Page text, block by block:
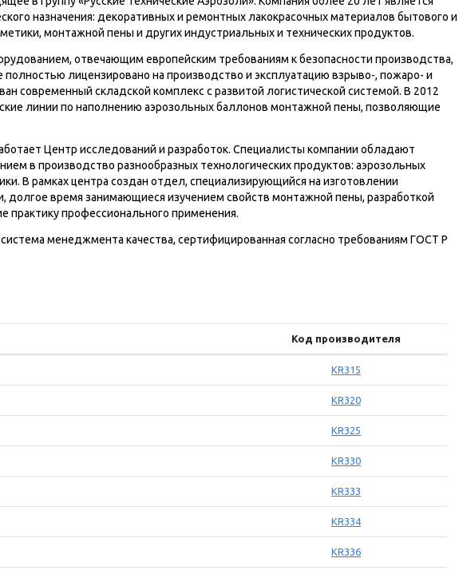
назначения: декоративных и ремонтных лакокрасочных материалов бытового и
монтажной пены и других индустриальных и технических продуктов.
отвечающим европейским требованиям к безопасности производства,
лицензировано на производство и эксплуатацию взрыво-, пожаро- и
современный складской комплекс с развитой логистической системой. В 2012
линии по наполнению аэрозольных баллонов монтажной пены, позволяющие
Центр исследований и разработок. Специалисты компании обладают
в производство разнообразных технологических продуктов: аэрозольных
В рамках центра создан отдел, специализирующийся на изготовлении
время занимающиеся изучением свойств монтажной пены, разработкой
профессионального применения.
менеджмента качества, сертифицированная согласно требованиям ГОСТ Р
Код производителя
KR315
KR320
KR325
KR330
KR333
KR334
KR336